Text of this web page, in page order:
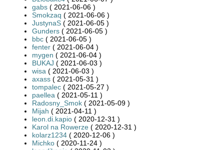
gabs ( 2021-06-06 )
Smokzaq ( 2021-06-06 )
JustynaS ( 2021-06-05 )
Gunders ( 2021-06-05 )
bbc ( 2021-06-05 )
fenter ( 2021-06-04 )
mygen ( 2021-06-04 )
BUKAJ ( 2021-06-03 )
wisa ( 2021-06-03 )
axass ( 2021-05-31 )
tompalec ( 2021-05-27 )
paellea ( 2021-05-11 )
Radosny_Smok ( 2021-05-09 )
Mijah ( 2021-04-11 )
leon.di.kapio ( 2020-12-31 )
Karol na Rowerze ( 2020-12-31 )
kolarz1234 ( 2020-12-06 )
Michko ( 2020-11-24 )